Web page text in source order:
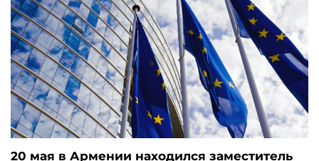
20 мая в Армении находился заместитель